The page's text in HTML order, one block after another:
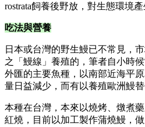
rostrata飼養後野放，對生態環境產
吃法與營養
日本或台灣的野生鰻已不常見，
之「鰻線」養殖的，筆者自小時
外匯的主要魚種，以南部近海平
量日益減少，而有以養殖歐洲鰻替
本種在台灣，本來以燒烤、燉煮
紅燒，目前以加工製作蒲燒鰻，